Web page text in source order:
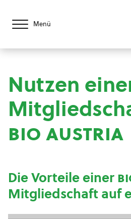
Menü
Nutzen
bio austria
Die Vorteile einer
Mitgliedschaft auf